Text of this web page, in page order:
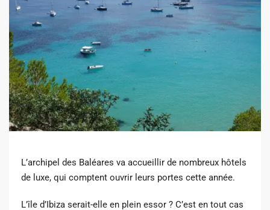
L’archipel des Baléares va accueillir de nombreux hôtels
de luxe, qui comptent ouvrir leurs portes cette année.
L’île d’Ibiza serait-elle en plein essor ? C’est en tout cas